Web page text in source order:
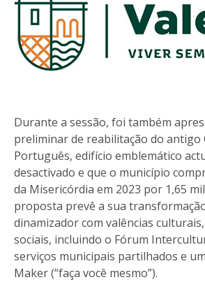
Durante a sessão, foi também
preliminar de reabilitação do antigo
Português, edifício emblemático
desactivado e que o município
da Misericórdia em 2023 por 1,65
proposta prevê a sua
dinamizador com valências
sociais, incluindo o Fórum
serviços municipais partilhados e
Maker (“faça você mesmo”).